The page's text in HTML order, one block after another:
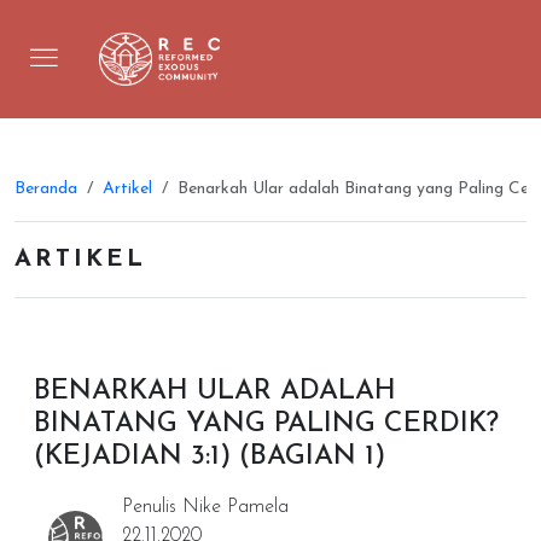
Beranda Artikel Benarkah Ular adalah Binatang yang Paling
ARTIKEL
BENARKAH ULAR ADALAH
BINATANG YANG PALING CERDIK?
(KEJADIAN 3:1) (BAGIAN 1)
Penulis Nike Pamela
22.11.2020